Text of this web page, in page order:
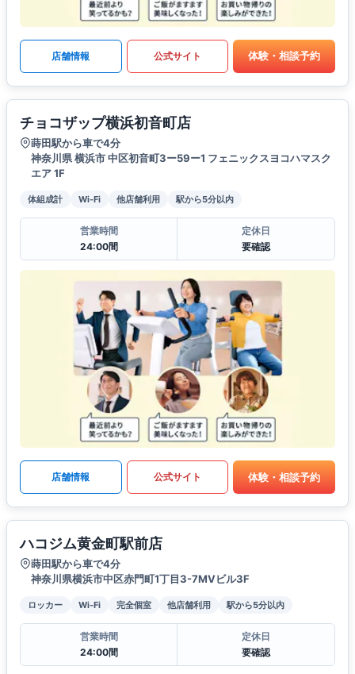
店舗情報 公式サイト 体験・相談予約
チョコザップ横浜初音町店
蒔田駅から車で4分
神奈川県 横浜市 中区初音町3ー59ー1 フェニックスヨコハマスク
エア 1F
体組成計 Wi-Fi 他店舗利用 駅から5分以内
営業時間
24:00間
定休日
要確認
店舗情報 公式サイト 体験・相談予約
ハコジム黄金町駅前店
蒔田駅から車で4分
神奈川県横浜市中区赤門町1丁目3-7MVビル3F
ロッカー Wi-Fi 完全個室 他店舗利用 駅から5分以内
営業時間
24:00間
定休日
要確認